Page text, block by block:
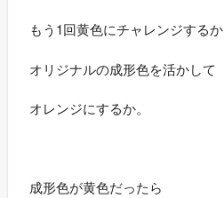
もう1回黄色にチャレンジするか
オリジナルの成形色を活かして
オレンジにするか。
成形色が黄色だったら